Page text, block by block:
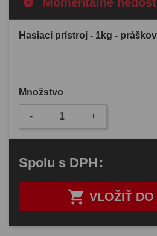
Hasiaci prístroj - 1kg -
Množstvo
- +
 VLOŽIŤ
Spolu s DPH: